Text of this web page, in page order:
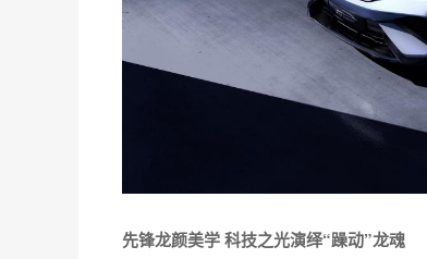
先锋龙颜美学科技之光演绎“躁动”龙魂